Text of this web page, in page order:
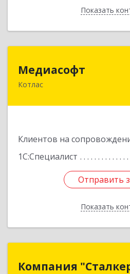
ПоказатьНазад
Медиасофт
Котлас
Клиентов на
1С:Специалист
Отправить
Показать
Отправить
Назад
Компания